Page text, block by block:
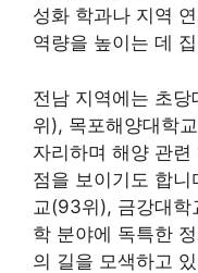
성화 학과나 지역
역량을 높이는 데
전남 지역에는 초
위), 목포해양대학
자리하며 해양 관
점을 보이기도 합
교(93위), 금강대학
학 분야에 독특한
의 길을 모색하고